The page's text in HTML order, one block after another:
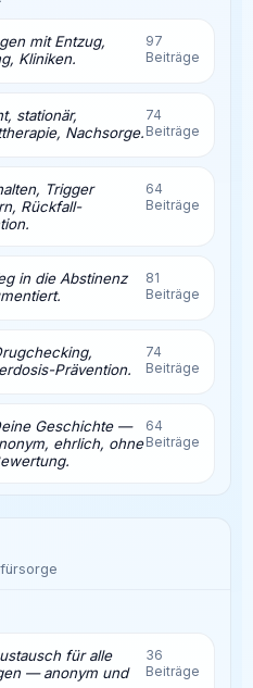
mit Entzug,
Kliniken.
97
Beiträge
stationär,
Nachsorge.
74
Beiträge
Trigger
Rückfall-
64
Beiträge
in die Abstinenz
81
Beiträge
Prävention.
74
Beiträge
Geschichte —
ehrlich, ohne
64
Beiträge
für alle
— anonym und
36
Beiträge